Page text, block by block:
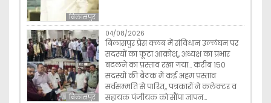
बिलासपुर
बिलासपुर
04/08/2026
बिलासपुर प्रेस क्लब में संविधान उल्लंघन पर
सदस्यों का फूटा आक्रोश,, अध्यक्ष का प्रभार
बदलने का प्रस्ताव रखा गया… करीब 150
सदस्यों की बैठक में कई अहम प्रस्ताव
सर्वसम्मति से पारित,, पत्रकारों ने कलेक्टर व
सहायक पंजीयक को सौंपा ज्ञापन…